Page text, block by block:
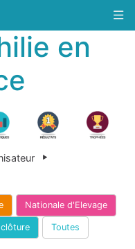
en
Nationale d'Elevage
clôture Toutes